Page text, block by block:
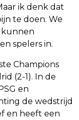
ik denk dat
te doen. We
kunnen
spelers in.
Champions
(2-1). In de
en
de wedstrijd
en heeft een